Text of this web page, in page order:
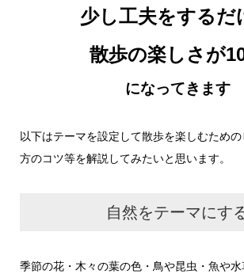
少し工夫をするだ
散歩の楽しさが
になってきます
以下はテーマを設定して散歩を楽しむため
方のコツ等を解説してみたいと思います。
自然をテーマにす
季節の花・木々の葉の色・鳥や昆虫・魚や